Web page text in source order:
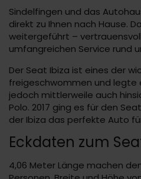
Sindelfingen und das
direkt zu Ihnen nach Hause.
weitergeführt –
umfangreichen Service rund
Der Seat Ibiza ist eines der
freigeschwommen und legte
jedoch mittlerweile auch
Polo. 2017 ging es für den
der Ibiza das perfekte Auto
Eckdaten zum
4,06 Meter Länge machen